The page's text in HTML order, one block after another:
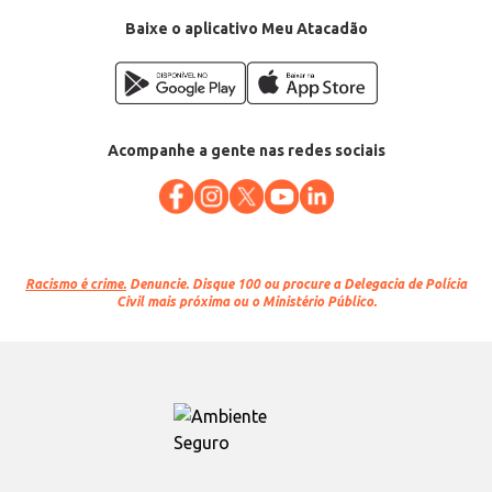
Baixe o aplicativo Meu Atacadão
Acompanhe a gente nas redes sociais
Racismo é crime. Denuncie. Disque 100 ou procure a Delegacia de Polícia
Civil mais próxima ou o Ministério Público.